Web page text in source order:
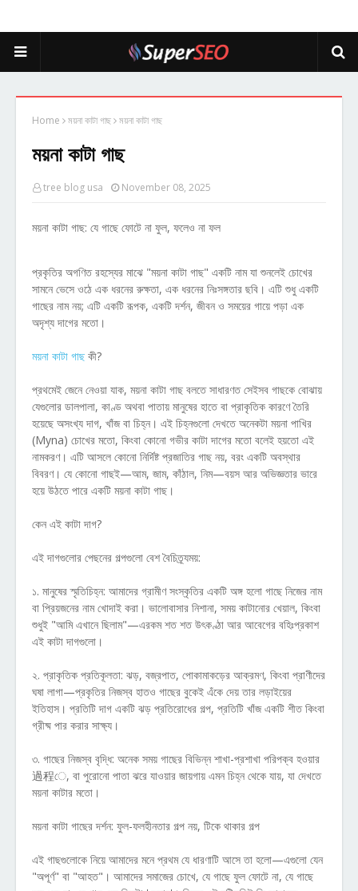
Home ময়না কাটা গাছ ময়না কাটা গাছ
ময়না কাটা গাছ
tree blog usa November 08, 2025
ময়না কাটা গাছ: যে গাছে ফোটে না ফুল, ফলেও না ফল
প্রকৃতির অগণিত রহস্যের মাঝে "ময়না কাটা গাছ" একটি নাম যা শুনলেই চোখের
সামনে ভেসে ওঠে এক ধরনের রুক্ষতা, এক ধরনের নিঃসঙ্গতার ছবি। এটি শুধু একটি
গাছের নাম নয়; এটি একটি রূপক, একটি দর্শন, জীবন ও সময়ের গায়ে পড়া এক
অদৃশ্য দাগের মতো।
ময়না কাটা গাছ কী?
প্রথমেই জেনে নেওয়া যাক, ময়না কাটা গাছ বলতে সাধারণত সেইসব গাছকে বোঝায়
যেগুলোর ডালপালা, কাণ্ড অথবা পাতায় মানুষের হাতে বা প্রাকৃতিক কারণে তৈরি
হয়েছে অসংখ্য দাগ, খাঁজ বা চিহ্ন। এই চিহ্নগুলো দেখতে অনেকটা ময়না পাখির
(Myna) চোখের মতো, কিংবা কোনো গভীর কাটা দাগের মতো বলেই হয়তো এই
নামকরণ। এটি আসলে কোনো নির্দিষ্ট প্রজাতির গাছ নয়, বরং একটি অবস্থার
বিবরণ। যে কোনো গাছই—আম, জাম, কাঁঠাল, নিম—বয়স আর অভিজ্ঞতার ভারে
হয়ে উঠতে পারে একটি ময়না কাটা গাছ।
কেন এই কাটা দাগ?
এই দাগগুলোর পেছনের গল্পগুলো বেশ বৈচিত্র্যময়:
১. মানুষের স্মৃতিচিহ্ন: আমাদের গ্রামীণ সংস্কৃতির একটি অঙ্গ হলো গাছে নিজের নাম
বা প্রিয়জনের নাম খোদাই করা। ভালোবাসার নিশানা, সময় কাটানোর খেয়াল, কিংবা
শুধুই "আমি এখানে ছিলাম"—এরকম শত শত উৎকণ্ঠা আর আবেগের বহিঃপ্রকাশ
এই কাটা দাগগুলো।
২. প্রাকৃতিক প্রতিকূলতা: ঝড়, বজ্রপাত, পোকামাকড়ের আক্রমণ, কিংবা প্রাণীদের
ঘষা লাগা—প্রকৃতির নিজস্ব হাতও গাছের বুকেই এঁকে দেয় তার লড়াইয়ের
ইতিহাস। প্রতিটি দাগ একটি ঝড় প্রতিরোধের গল্প, প্রতিটি খাঁজ একটি শীত কিংবা
গ্রীষ্ম পার করার সাক্ষ্য।
৩. গাছের নিজস্ব বৃদ্ধি: অনেক সময় গাছের বিভিন্ন শাখা-প্রশাখা পরিপক্ব হওয়ার
過程ে, বা পুরোনো পাতা ঝরে যাওয়ার জায়গায় এমন চিহ্ন থেকে যায়, যা দেখতে
ময়না কাটার মতো।
ময়না কাটা গাছের দর্শন: ফুল-ফলহীনতার গল্প নয়, টিকে থাকার গল্প
এই গাছগুলোকে নিয়ে আমাদের মনে প্রথম যে ধারণাটি আসে তা হলো—এগুলো যেন
"অপূর্ণ" বা "আহত"। আমাদের সমাজের চোখে, যে গাছে ফুল ফোটে না, যে গাছে